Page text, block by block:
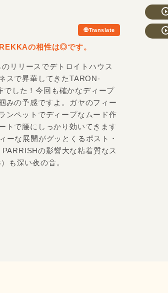
Translate
の相性は◎です。
リリースでデトロイトハウス
スで昇華してきたTARON-
した！今回も確かなディープ
みの予感ですよ。ガヤのフィー
ンペットでディープなムード作
トで腰にしっかり効いてきます
ーな展開がグッとくるポスト・
の影響大な粘着質なス
も深い夜の音。